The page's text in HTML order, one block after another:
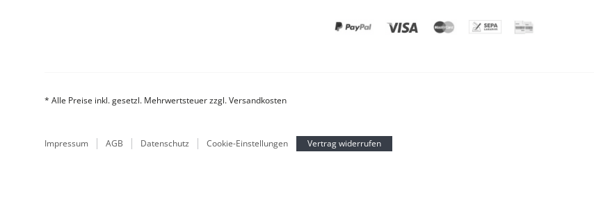
* Alle Preise inkl. gesetzl. Mehrwertsteuer zzgl. Versandkosten
Impressum AGB Datenschutz Cookie-Einstellungen Vertrag widerrufen